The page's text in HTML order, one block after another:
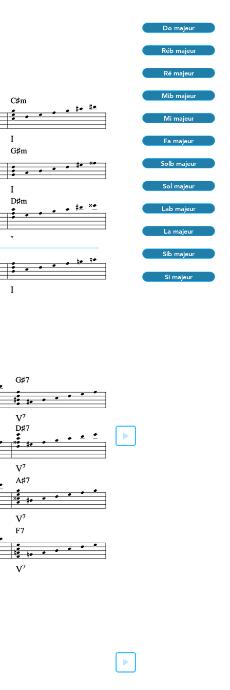
Do majeur
Réb majeur
Ré majeur
Mib majeur
Mi majeur
Fa majeur
Solb majeur
Sol majeur
Lab majeur
La majeur
Sib majeur
Si majeur